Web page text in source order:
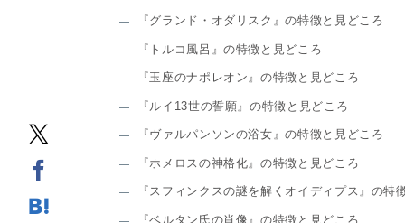
『グランド・オダリスク』の特徴と見どころ
『トルコ風呂』の特徴と見どころ
『玉座のナポレオン』の特徴と見どころ
『ルイ13世の誓願』の特徴と見どころ
『ヴァルパンソンの浴女』の特徴と見どころ
『ホメロスの神格化』の特徴と見どころ
『スフィンクスの謎を解くオイディプス』の特
『ベルタン氏の肖像』の特徴と見どころ